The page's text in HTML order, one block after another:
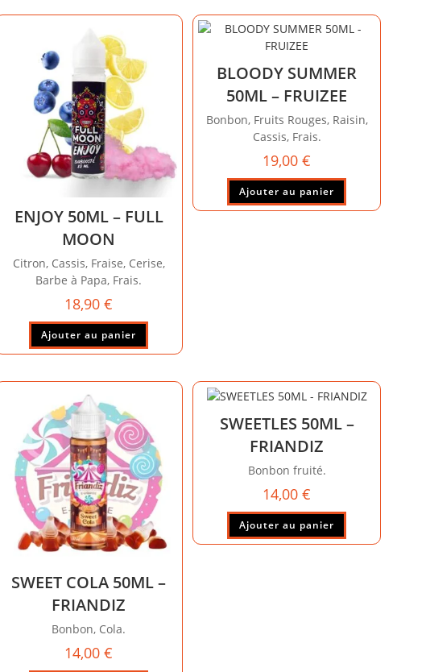
ENJOY 50ML – FULL
MOON
Citron, Cassis, Fraise, Cerise,
Barbe à Papa, Frais.
18,90€
Ajouter au panier
BLOODY SUMMER
50ML – FRUIZEE
Bonbon, Fruits Rouges, Raisin,
Cassis, Frais.
19,00€
Ajouter au panier
SWEET COLA 50ML –
FRIANDIZ
Bonbon, Cola.
14,00€
SWEETLES 50ML –
FRIANDIZ
Bonbon fruité.
14,00€
Ajouter au panier